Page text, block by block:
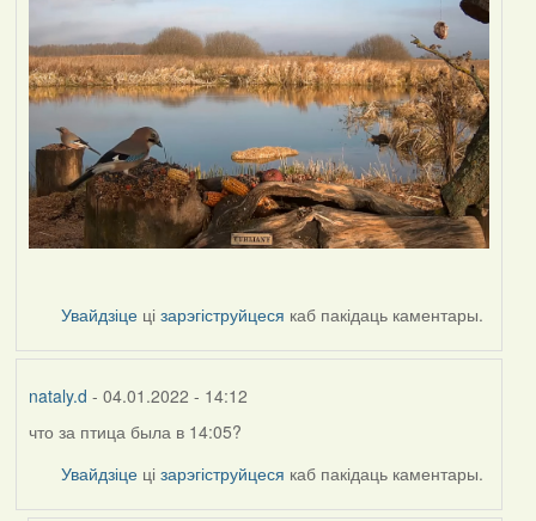
Увайдзіце цізарэгіструйцеся каб пакідаць каментары.
nataly.d - 04.01.2022 - 14:12
что за птица была в 14:05?
Увайдзіце цізарэгіструйцеся каб пакідаць каментары.